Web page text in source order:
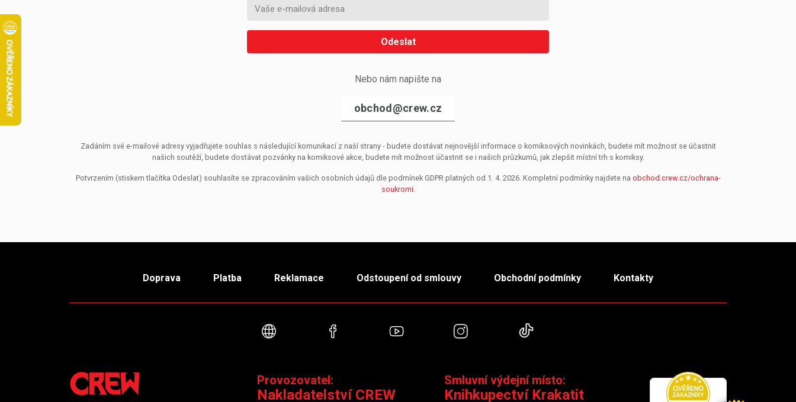
Odeslat
Nebo nám napište na
obchod@crew.cz
Zadáním své e-mailové adresy vyjadřujete souhlas s následující komunikací z naší strany - budete dostávat nejnovější informace o komiksových novinkách, budete mít možnost se účastnit
našich soutěží, budete dostávat pozvánky na komiksové akce, budete mít možnost účastnit se i našich průzkumů, jak zlepšit místní trh s komiksy.
Potvrzením (stiskem tlačítka Odeslat) souhlasíte se zpracováním vašich osobních údajů dle podmínek GDPR platných od 1. 4. 2026. Kompletní podmínky najdete na obchod.crew.cz/ochrana-
soukromi.
Doprava Platba Reklamace Odstoupení od smlouvy Obchodní podmínky Kontakty
Webové stránkyFacebookYouTube Instagram
Provozovatel:
Nakladatelství CREW
Smluvní výdejní místo:
Knihkupectví Krakatit